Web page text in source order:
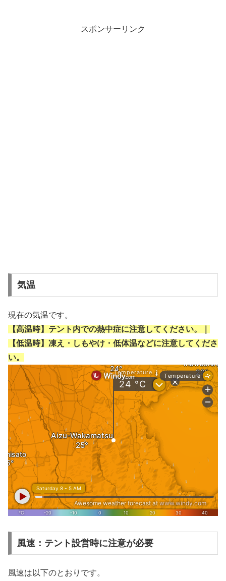
スポンサーリンク
気温
現在の気温です。
【高温時】テント内での熱中症に注意してください。｜
【低温時】凍え・しもやけ・低体温などに注意してくださ
い。
風速：テント設営時に注意が必要
風速は以下のとおりです。